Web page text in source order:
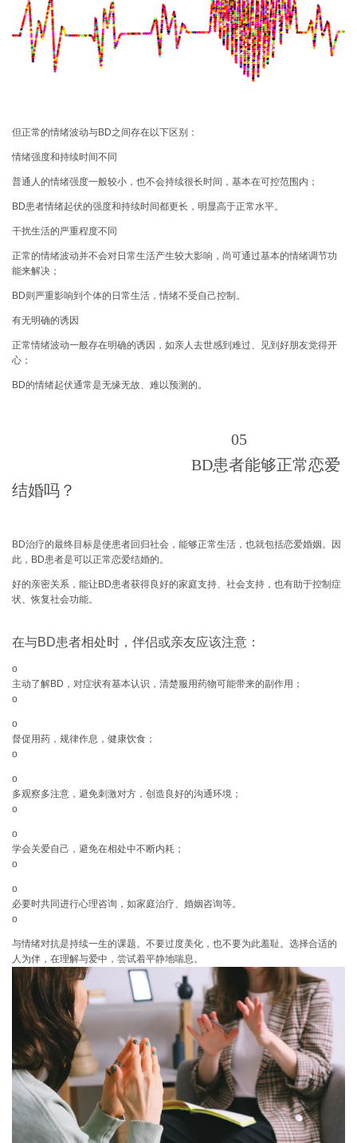
但正常的情绪波动与BD之间存在以下区别：
情绪强度和持续时间不同
普通人的情绪强度一般较小，也不会持续很长时间，基本在可控范围内；
BD患者情绪起伏的强度和持续时间都更长 ，明显高于正常水平。
干扰生活的严重程度不同
正常的情绪波动并不会对日常生活产生较大影响，尚可通过基本的情绪调节功
能来解决；
BD则严重影响到个体的日常生活，情绪不受自己控制。
有无明确的诱因
正常情绪波动一般存在明确的诱因，如亲人去世感到难过、见到好朋友觉得开
心；
BD的情绪起伏通常是无缘无故、难以预测的 。
05
BD患者能够正常恋爱
结婚吗？
BD治疗的最终目标是使患者回归社会，能够正常生活，也就包括恋爱婚姻。因
此， BD患者是可以正常恋爱结婚的。
好的亲密关系，能让BD患者获得良好的家庭支持、社会支持，也有助于控制症
状、恢复社会功能。
在与BD患者相处时，伴侣或亲友应该注意：
o
主动了解BD，对症状有基本认识，清楚服用药物可能带来的副作用；
o
o
督促用药，规律作息，健康饮食；
o
o
多观察多注意，避免刺激对方，创造良好的沟通环境；
o
o
学会关爱自己，避免在相处中不断内耗；
o
o
必要时共同进行心理咨询，如家庭治疗、婚姻咨询等。
o
与情绪对抗是持续一生的课题。 不要过度美化，也不要为此羞耻。选择合适的
人为伴，在理解与爱中，尝试着平静地喘息。